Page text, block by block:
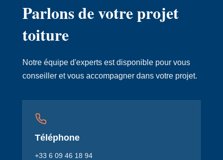
Parlons de votre projet
toiture
Notre équipe d'experts est disponible pour vous
conseiller et vous accompagner dans votre projet.
Téléphone
+33 6 09 46 18 94